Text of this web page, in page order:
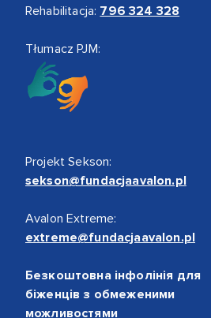
Rehabilitacja: 796 324 328
Tłumacz PJM:
Projekt Sekson:
sekson@fundacjaavalon.pl
Avalon Extreme:
extreme@fundacjaavalon.pl
Безкоштовна інфолінія для
біженців з обмеженими
можливостями